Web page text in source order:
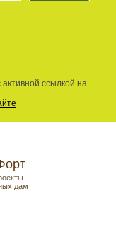
ссылкой на
дам